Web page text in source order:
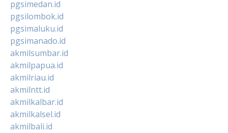
pgsimedan.id
pgsilombok.id
pgsimaluku.id
pgsimanado.id
akmilsumbar.id
akmilpapua.id
akmilriau.id
akmilntt.id
akmilkalbar.id
akmilkalsel.id
akmilbali.id